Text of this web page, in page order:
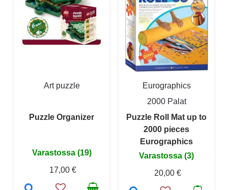
Art puzzle
Puzzle Organizer
Varastossa (19)
17,00 €
Eurographics
2000 Palat
Puzzle Roll Mat up to
2000 pieces
Eurographics
Varastossa (3)
20,00 €